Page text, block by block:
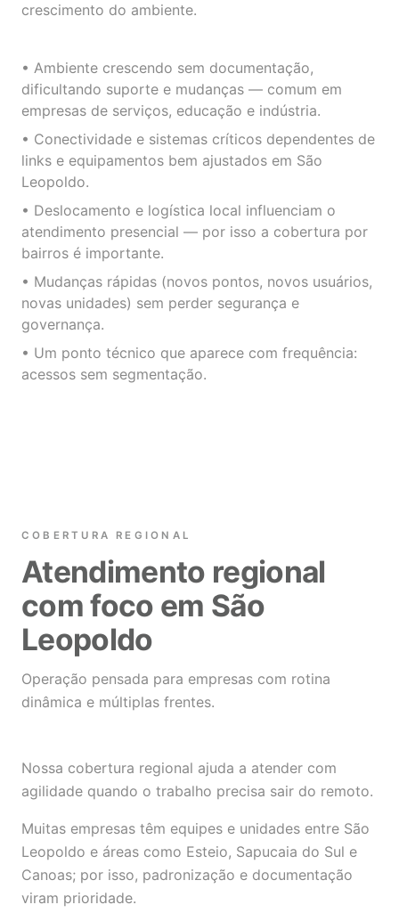
crescimento do ambiente.
• Ambiente crescendo sem documentação,
dificultando suporte e mudanças — comum em
empresas de serviços, educação e indústria.
• Conectividade e sistemas críticos dependentes de
links e equipamentos bem ajustados em São
Leopoldo.
• Deslocamento e logística local influenciam o
atendimento presencial — por isso a cobertura por
bairros é importante.
• Mudanças rápidas (novos pontos, novos usuários,
novas unidades) sem perder segurança e
governança.
• Um ponto técnico que aparece com frequência:
acessos sem segmentação.
COBERTURA REGIONAL
Atendimento regional
com foco em São
Leopoldo
Operação pensada para empresas com rotina
dinâmica e múltiplas frentes.
Nossa cobertura regional ajuda a atender com
agilidade quando o trabalho precisa sair do remoto.
Muitas empresas têm equipes e unidades entre São
Leopoldo e áreas como Esteio, Sapucaia do Sul e
Canoas; por isso, padronização e documentação
viram prioridade.